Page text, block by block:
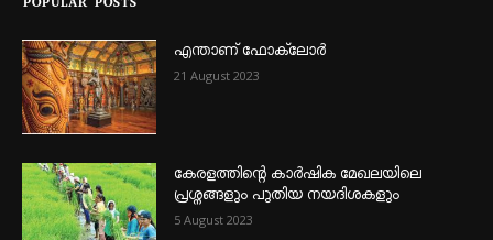
എന്താണ്‌ ഫോക്‌ലോർ
21 August 2023
കേരളത്തിന്റെ കാർഷിക മേഖലയിലെ
പ്രശ്നങ്ങളും പുതിയ നയദിശകളും
5 August 2023